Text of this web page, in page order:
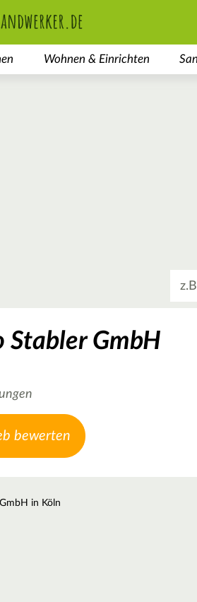
Wohnen & Einrichten
Stabler GmbH
bewerten